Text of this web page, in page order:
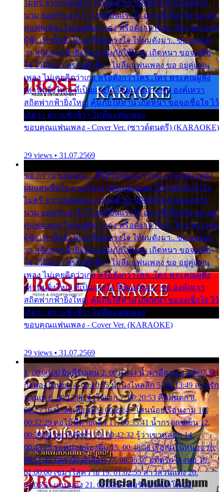
ไมตรี จากแฟนเพลง ทุกทุกที่ ปราณีหลั่งไหล ผมขอฝาก
นาม ยอดรักเอาไว้ โปรดเป็นแรงใจ อย่างนี้เรื่อยไป ขอ อยู่
คู่แฟนเพลง ไม่เคยคิดว่าเก่ง หรือดังกว่าใคร..ใคร พระคุณ
ผู้ฟัง เท่านั้นยิ่งใหญ่ ที่เป็นแรงใจ ให้ผมดังมา.. ขอ องค์เท
วา สถิตฟากฟ้ายิ่งใหญ่ คุ้มภัยให้ท่าน เถิดหนา ขอจงเชื่อ
ใจ ไว้เถิดว่า ตราบชั่วชีวา ไม่ลืมแฟนเพลง ขอ อยู่คู่แฟน
เพลง ไม่เคยคิดว่าเก่ง หรือดังกว่าใคร..ใคร พระคุณผู้ฟัง
เท่านั้นยิ่งใหญ่ ที่เป็นแรงใจ ให้ผมดังมา.. ขอ องค์เทวา
สถิตฟากฟ้ายิ่งใหญ่ คุ้มภัยให้ท่าน เถิดหนา ขอจงเชื่อใจ ไว้
เถิดว่า ตราบชั่วชีวา ไม่ลืมแฟนเพลง
ขอบคุณแฟนเพลง - Cover Ver. (ซาวด์ดนตรี) (KARAOKE)
29 views • 31.07.2569
ขอ กราบ ขอบคุณ.... ที่ได้รับไออุ่น การุณ จากแฟน เพลง
ผมแสนชื่นใจ หายวังเวง เมื่อแฟนเพลง ให้กำลังใจ น้ำใจ
ไมตรี จากแฟนเพลง ทุกทุกที่ ปราณีหลั่งไหล ผมขอฝาก
นาม ยอดรักเอาไว้ โปรดเป็นแรงใจ อย่างนี้เรื่อยไป ขอ อยู่
คู่แฟนเพลง ไม่เคยคิดว่าเก่ง หรือดังกว่าใคร..ใคร พระคุณ
ผู้ฟัง เท่านั้นยิ่งใหญ่ ที่เป็นแรงใจ ให้ผมดังมา.. ขอ องค์เท
วา สถิตฟากฟ้ายิ่งใหญ่ คุ้มภัยให้ท่าน เถิดหนา ขอจงเชื่อ
ใจ ไว้เถิดว่า ตราบชั่วชีวา ไม่ลืมแฟนเพลง ขอ อยู่คู่แฟน
เพลง ไม่เคยคิดว่าเก่ง หรือดังกว่าใคร..ใคร พระคุณผู้ฟัง
เท่านั้นยิ่งใหญ่ ที่เป็นแรงใจ ให้ผมดังมา.. ขอ องค์เทวา
สถิตฟากฟ้ายิ่งใหญ่ คุ้มภัยให้ท่าน เถิดหนา ขอจงเชื่อใจ ไว้
เถิดว่า ตราบชั่วชีวา ไม่ลืมแฟนเพลง
ขอบคุณแฟนเพลง - Cover Ver. (KARAOKE)
29 views • 31.07.2569
1. 00:00:00 ยินดีรับเดน 2. 00:03:44 น้ำตาอีสาน 3. 00:07:51
กิ่งทองใบหยก 4. 00:10:35 น้ำนิ่งไหลลึก 5. 00:13:49 ลานรัก
ลานเท 6. 00:17:06 จำใจจาก 7. 00:20:53 คืนฝนตก 8.
00:25:16 น้ำลงเดือนยี่ 9. 00:28:47 โสนน้อยเรือนงาม 10.
00:32:29 ตอไม้ที่ตายแล้ว 11. 00:35:41 น้ำกรดแช่เย็น 12.
00:39:08 อยากฟังซ้ำ 13. 00:42:32 รู้ว่าเขาหลอก 14.
00:45:25 รอหน่อยน้องติ๋ม 15. 00:48:56 เรือล่มในหนอง 16.
00:51:43 บัตรเชิญสีเลือด 17. 00:56:07 อดีตรักโรงทอ 18.
01:00:00 เขมรไล่ควาย 19. 01:02:55 สาวสวนแตง 20.
01:05:51 แอบมอง 21. 01:09:27 พบรักปากน้ำโพ 22.